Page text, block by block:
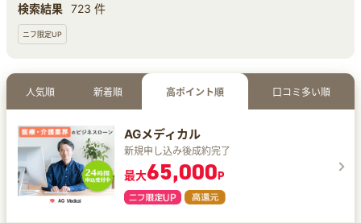
検索結果 723 件
ニフ限定UP
人気順 新着順 高ポイント順 口コミ多い順
AGメディカル
新規申し込み後成約完了
最大65,000P